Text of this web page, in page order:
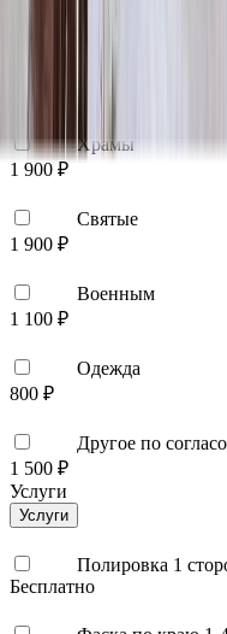
3 550 ₽
2 350 ₽
Храмы
1 900 ₽
Святые
1 900 ₽
Военным
1 100 ₽
Одежда
800 ₽
Другое по
1 500 ₽
Услуги
Услуги
Полировка 1
Бесплатно